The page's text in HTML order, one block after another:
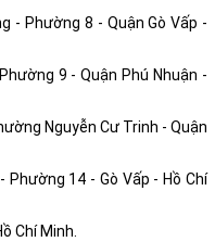
- Phường 8 - Quận Gò Vấp -
9 - Quận Phú Nhuận -
Nguyễn Cư Trinh - Quận
Phường 14 - Gò Vấp - Hồ Chí
Chí Minh.